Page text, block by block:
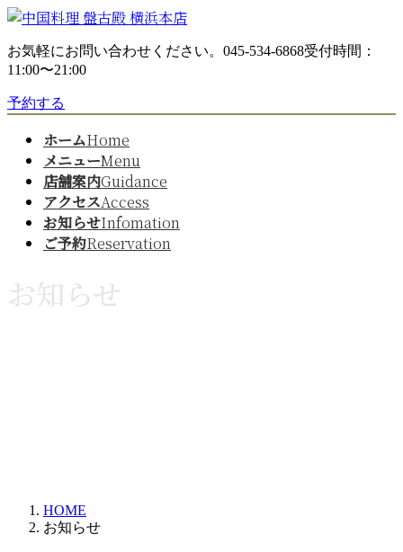
コ
テ
ン
へ
ナ
ゲ
ー
ョ
お気軽にお問い合わせください。 045-534-6868受付時間：
11:00〜21:00
予約する
ホームHome
メニューMenu
店舗案内Guidance
アクセスAccess
お知らせInfomation
ご予約Reservation
お知らせ
HOME
お知らせ